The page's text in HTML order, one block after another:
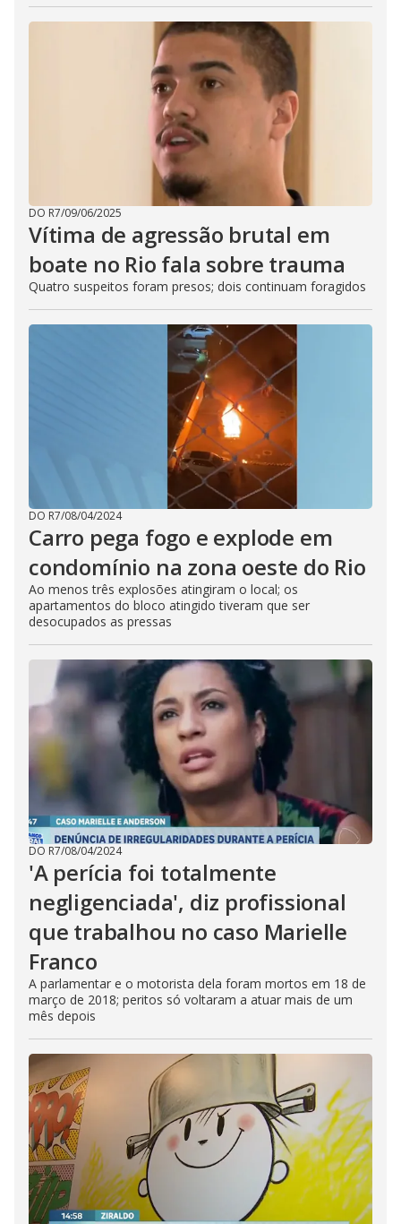
DO R7/09/06/2025
Vítima de agressão brutal em
boate no Rio fala sobre trauma
Quatro suspeitos foram presos; dois continuam foragidos
DO R7/08/04/2024
Carro pega fogo e explode em
condomínio na zona oeste do Rio
Ao menos três explosões atingiram o local; os
apartamentos do bloco atingido tiveram que ser
desocupados as pressas
DO R7/08/04/2024
'A perícia foi totalmente
negligenciada', diz profissional
que trabalhou no caso Marielle
Franco
A parlamentar e o motorista dela foram mortos em 18 de
março de 2018; peritos só voltaram a atuar mais de um
mês depois